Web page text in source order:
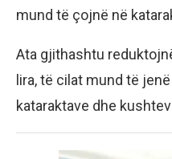
mund të çojnë në
Ata gjithashtu
lira, të cilat mund të
kataraktave dhe